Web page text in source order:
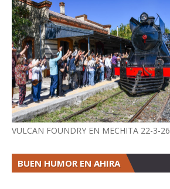
VULCAN FOUNDRY EN MECHITA 22-3-26
BUEN HUMOR EN AHIRA